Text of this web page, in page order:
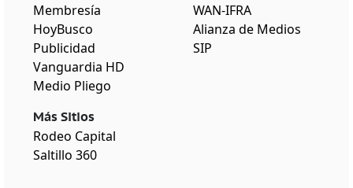
Membresía
HoyBusco
Publicidad
Vanguardia HD
Medio Pliego
Más Sitios
Rodeo Capital
Saltillo 360
WAN-IFRA
Alianza de Medios
SIP